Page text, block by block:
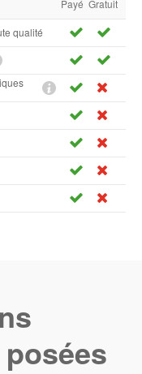
Payé Gratuit
qualité